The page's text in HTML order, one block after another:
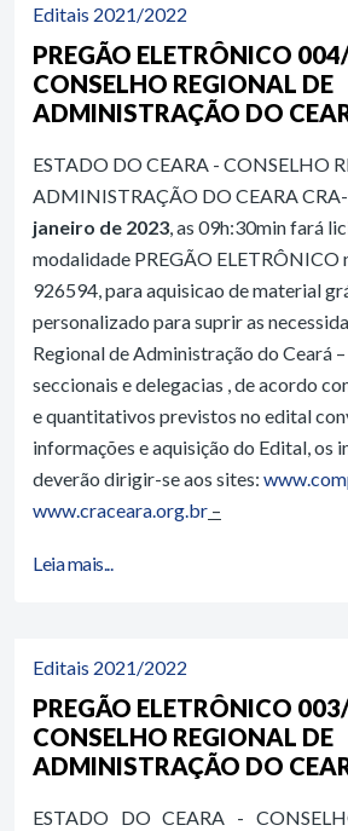
Editais 2021/2022
PREGÃO ELETRÔNICO
CONSELHO REGIONAL DE
ADMINISTRAÇÃO DO
ESTADO DO CEARA - CONSELHO
ADMINISTRAÇÃO DO CEARA CRA-
janeiro de 2023, as 09h:30min fará
modalidade PREGÃO ELETRÔNICO
926594, para aquisicao de material
personalizado para suprir as
Regional de Administração do Ceará –
seccionais e delegacias , de acordo
e quantitativos previstos no edital
informações e aquisição do Edital, os
deverão dirigir-se aos sites:
www.craceara.org.br –
Leia mais...
Editais 2021/2022
PREGÃO ELETRÔNICO
CONSELHO REGIONAL DE
ADMINISTRAÇÃO DO
ESTADO DO CEARA -